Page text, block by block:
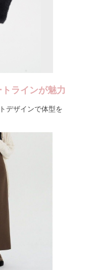
ラインが魅力
デザインで体型を